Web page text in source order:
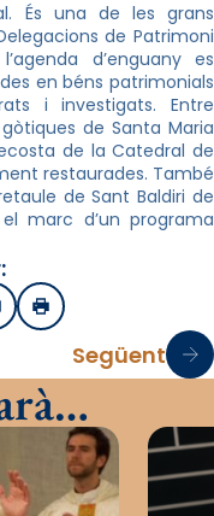
És una de les grans
de Patrimoni
d’enguany es
en béns patrimonials
i investigats. Entre
de Santa Maria
de la Catedral de
restaurades. També
de Sant Baldiri de
marc d’un programa
Imprimir
Següent